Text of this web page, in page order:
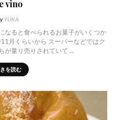
vino
YUKA
なると食べられるお菓子がいくつか
月くらいから スーパーなどではク
が量り売りされていて …
を読む